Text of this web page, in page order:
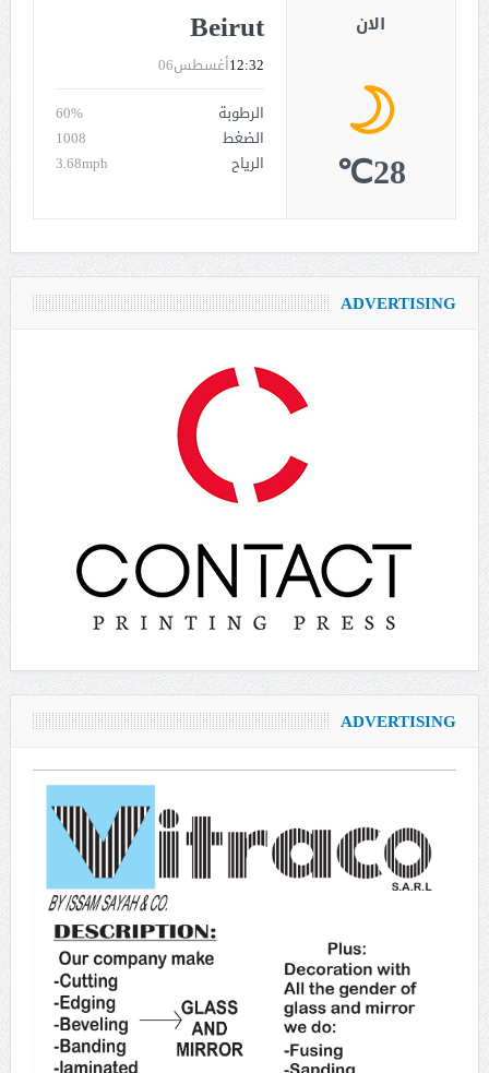
Beirut
أغسطس0612:32
الرطوبة
60%
الضغط
1008
الرياح
3.68mph
الان
28℃
ADVERTISING
ADVERTISING